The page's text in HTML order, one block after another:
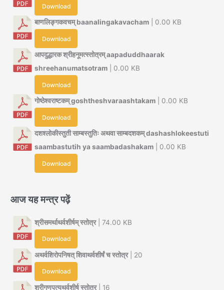
Download
बाणलिङ्गकवचम् baanalingakavacham | 0.00 KB
Download
आपदुद्धारक श्रीहनूमत्स्तोत्रम् aapaduddhaarak
shreehanumatsotram | 0.00 KB
Download
गोष्ठेश्वराष्टकम् goshtheshvaraashtakam | 0.00 KB
Download
दशश्लोकीस्तुती साम्बस्तुतिः अथवा साम्बदशकम् dashashlokeestuti
saambastutih ya saambadashakam | 0.00 KB
Download
आज यह मन्त्र पढ़ें
श्रीसमर्थाथर्वशीर्षम् स्तोत्र| 74.00 KB
Download
अथर्वशिरोपनिषत् शिवाथर्वशीर्षं च स्तोत्र| 20
Download
श्रीगणपत्यथर्वशीर्ष स्तोत्र| 16